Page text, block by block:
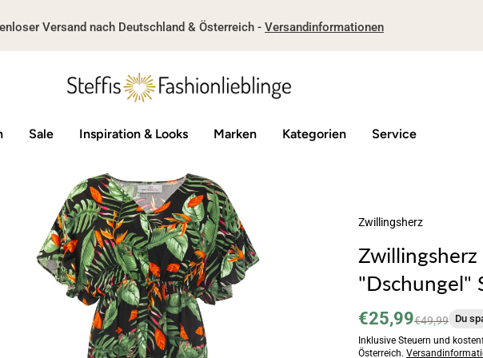
Versand nach Deutschland & Österreich - Versandinformationen
Sale Inspiration & Looks Marken Kategorien Service
Zwillingsherz
"Dschungel"
€25,99€49,99 Du
Inklusive Steuern und
Österreich.